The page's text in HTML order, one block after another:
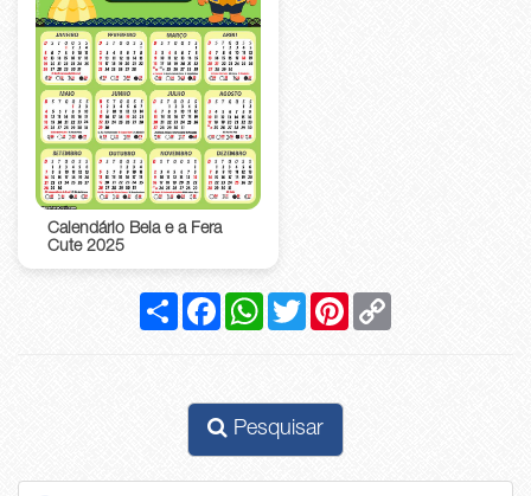
Calendário Bela e a Fera
Cute 2025
Compartilhar
FacebookWhatsApp
Twitter Pinterest
Pesquisar